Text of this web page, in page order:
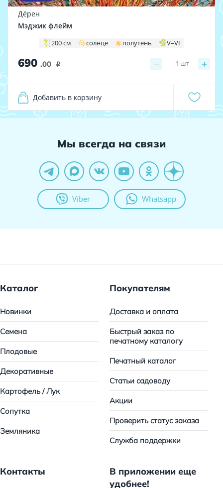
Дёрен
Мэджик флейм
200 см солнце полутень V–VI
690 .00 i − +
1 шт
Добавить в корзину
Мы всегда на связи
Viber Whatsapp
Каталог
Новинки
Семена
Плодовые
Декоративные
Картофель / Лук
Сопутка
Земляника
Покупателям
Доставка и оплата
Быстрый заказ по
печатному каталогу
Печатный каталог
Статьи садоводу
Акции
Проверить статус заказа
Служба поддержки
Контакты
В приложении еще
удобнее!